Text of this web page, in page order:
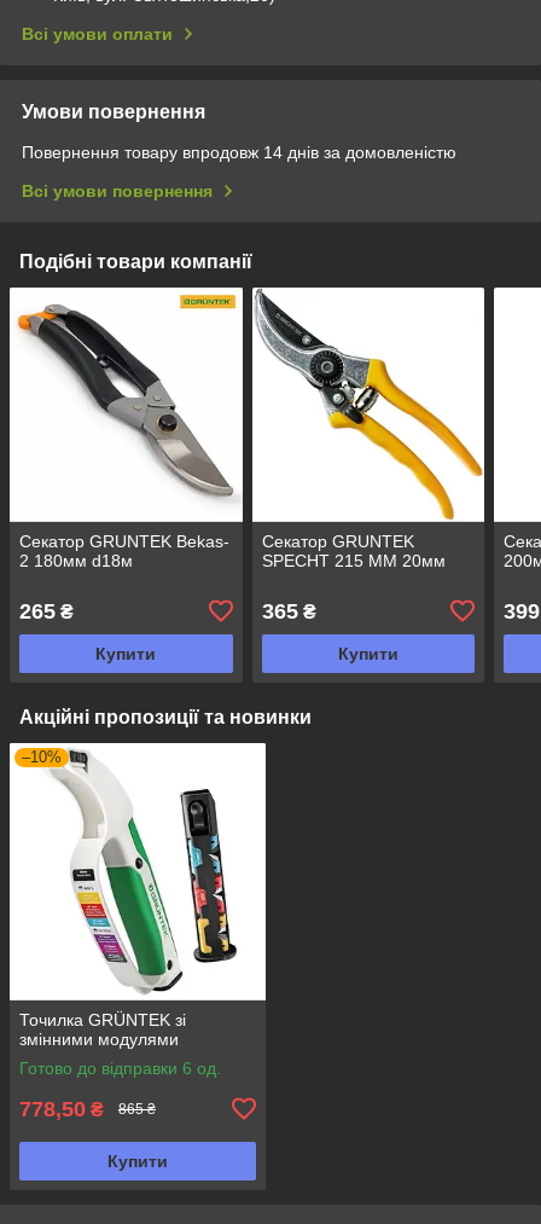
Всі умови оплати
Умови повернення
Повернення товару впродовж 14 днів за домовленістю
Всі умови повернення
Подібні товари компанії
Секатор GRUNTEK Bekas-
2 180мм d18м
265 ₴
Купити
Секатор GRUNTEK
SPECHT 215 ММ 20мм
365₴
Купити
399
Акційні пропозиції та новинки
–10%
Точилка GRÜNTEK зі
змінними модулями
Готово до відправки 6 од.
778,50 ₴ 865 ₴
Купити